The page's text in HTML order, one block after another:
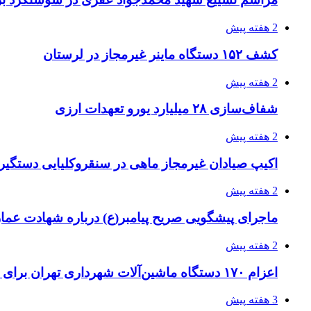
2 هفته پیش
کشف ۱۵۲ دستگاه ماینر غیرمجاز در لرستان
2 هفته پیش
شفاف‌سازی ۲۸ میلیارد یورو تعهدات ارزی
2 هفته پیش
اکیپ صیادان غیرمجاز ماهی در سنقروکلیایی
2 هفته پیش
ماجرای پیشگویی صریح پیامبر(ع) درباره شهادت
2 هفته پیش
اعزام ۱۷۰ دستگاه ماشین‌آلات شهرداری تهران برای مراسم اربعین
3 هفته پیش